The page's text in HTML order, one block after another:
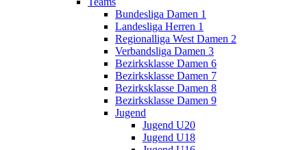
Bundesliga Damen 1
Landesliga Herren 1
Regionalliga West Damen 2
Verbandsliga Damen 3
Bezirksklasse Damen 6
Bezirksklasse Damen 7
Bezirksklasse Damen 8
Bezirksklasse Damen 9
Jugend
Jugend U20
Jugend U18